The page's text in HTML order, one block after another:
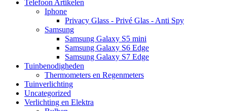
Telefoon Artikelen
Iphone
Privacy Glass - Privé Glas - Anti Spy
Samsung
Samsung Galaxy S5 mini
Samsung Galaxy S6 Edge
Samsung Galaxy S7 Edge
Tuinbenodigheden
Thermometers en Regenmeters
Tuinverlichting
Uncategorized
Verlichting en Elektra